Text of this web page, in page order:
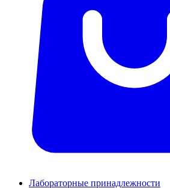
Лабораторные принадлежности